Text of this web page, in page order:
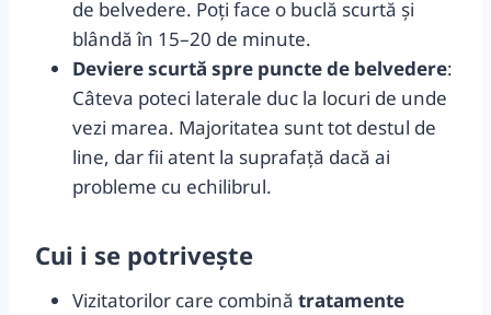
de belvedere. Poți face o buclă scurtă și
blândă în 15–20 de minute.
Deviere scurtă spre puncte de belvedere:
Câteva poteci laterale duc la locuri de unde
vezi marea. Majoritatea sunt tot destul de
line, dar fii atent la suprafață dacă ai
probleme cu echilibrul.
Cui i se potrivește
Vizitatorilor care combină tratamente